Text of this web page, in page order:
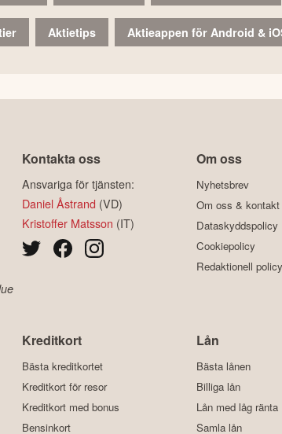
Aktietips Aktieappen för Android &
Kontakta oss
Ansvariga för tjänsten:
Daniel Åstrand (VD)
Kristoffer Matsson (IT)
Om oss
Nyhetsbrev
Om oss & kontakt
Dataskyddspolicy
Cookiepolicy
Redaktionell policy
Kreditkort
Bästa kreditkortet
Kreditkort för resor
Kreditkort med bonus
Bensinkort
Lån
Bästa lånen
Billiga lån
Lån med låg ränta
Samla lån